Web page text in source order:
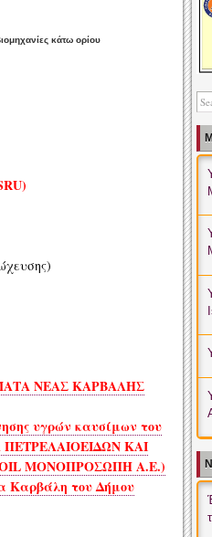
κάτω ορίου
ΝΕΑΣ ΚΑΡΒΑΛΗΣ
υγρών καυσίμων του
ΠΕΤΡΕΛΑΙΟΕΙΔΩΝ ΚΑΙ
ΜΟΝΟΠΡΟΣΩΠΗ Α.Ε.)
Καρβάλη του Δήμου